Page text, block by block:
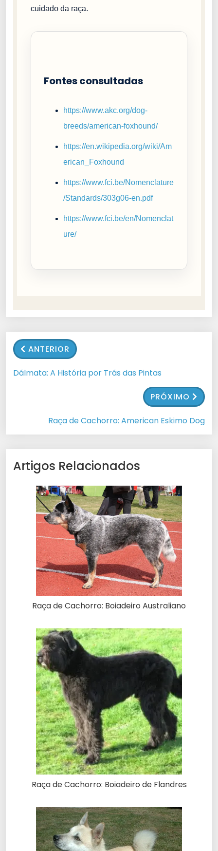
cuidado da raça.
Fontes consultadas
https://www.akc.org/dog-
breeds/american-foxhound/
https://en.wikipedia.org/wiki/Am
erican_Foxhound
https://www.fci.be/Nomenclature
/Standards/303g06-en.pdf
https://www.fci.be/en/Nomenclat
ure/
ANTERIOR
Dálmata: A História por Trás das Pintas
PRÓXIMO
Raça de Cachorro: American Eskimo Dog
Artigos Relacionados
Raça de Cachorro: Boiadeiro Australiano
Raça de Cachorro: Boiadeiro de Flandres